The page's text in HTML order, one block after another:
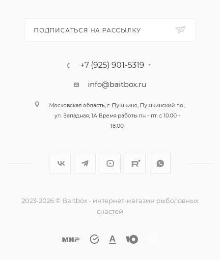
ПОДПИСАТЬСЯ НА РАССЫЛКУ
+7 (925) 901-5319
info@baitbox.ru
Московская область, г. Пушкино, Пушкинский г.о.,
ул. Западная, 1А Время работы пн - пт. с 10.00 -
18.00
2023-2026 © Baitbox - интернет-магазин рыболовных
снастей